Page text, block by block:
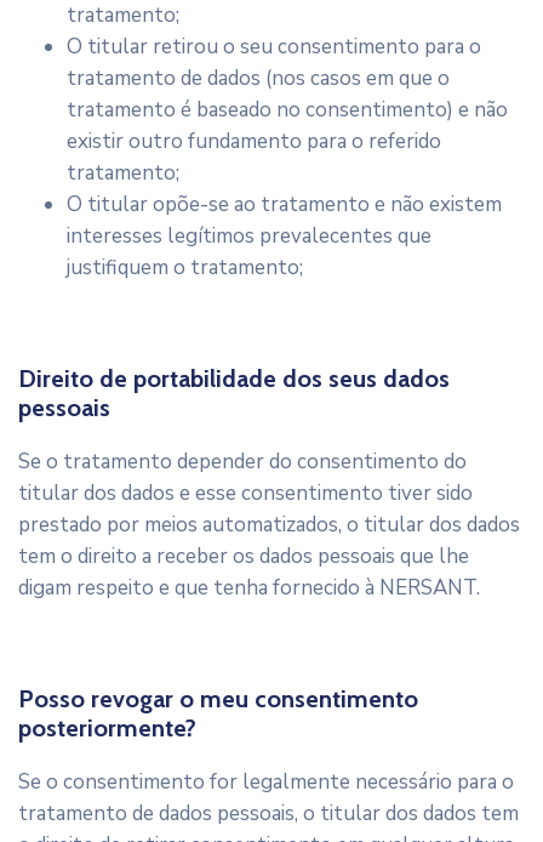
tratamento;
O titular retirou o seu consentimento para o
tratamento de dados (nos casos em que o
tratamento é baseado no consentimento) e não
existir outro fundamento para o referido
tratamento;
O titular opõe-se ao tratamento e não existem
interesses legítimos prevalecentes que
justifiquem o tratamento;
Direito de portabilidade dos seus dados
pessoais
Se o tratamento depender do consentimento do
titular dos dados e esse consentimento tiver sido
prestado por meios automatizados, o titular dos dados
tem o direito a receber os dados pessoais que lhe
digam respeito e que tenha fornecido à NERSANT.
Posso revogar o meu consentimento
posteriormente?
Se o consentimento for legalmente necessário para o
tratamento de dados pessoais, o titular dos dados tem